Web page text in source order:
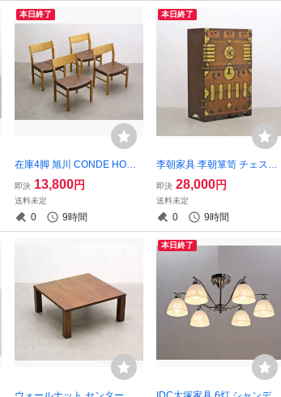
本日終了
在庫4脚 旭川 CONDE HOUS
E カンディハウス 本革 LEGG
ERO レジェーロ ダイニング
チェア レザー タモ/北欧アル
フレックス/RBT17158
即決 13,800円
送料未定
0 9時間
本日終了
李朝家具 李朝箪笥 チェスト
収納 キャビネット 箪笥 アジ
アン/ヴィンテージアンティ
ークモリジャンバンダジ/RC
T17139
即決 28,000円
送料未定
0 9時間
本日終了